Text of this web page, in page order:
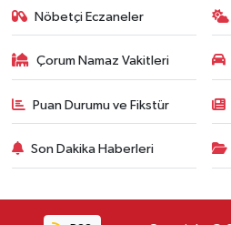
Nöbetçi Eczaneler
Çorum Namaz Vakitleri
Puan Durumu ve Fikstür
Son Dakika Haberleri